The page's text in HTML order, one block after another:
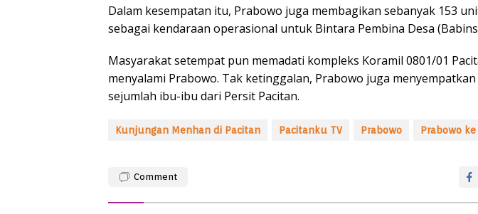
Dalam kesempatan itu, Prabowo juga membagikan sebanyak 153
sebagai kendaraan operasional untuk Bintara Pembina Desa
Masyarakat setempat pun memadati kompleks Koramil 0801/01
menyalami Prabowo. Tak ketinggalan, Prabowo juga
sejumlah ibu-ibu dari Persit Pacitan.
Kunjungan Menhan di Pacitan Pacitanku TV Prabowo Prabowo
Comment